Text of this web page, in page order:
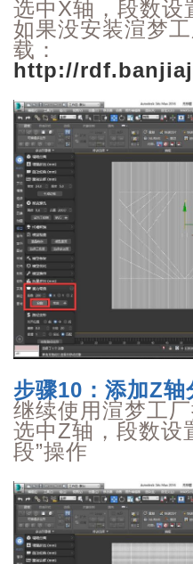
选中X轴，段数设
如果没安装渲梦
载：
http://
步骤10 ：添加Z轴
继续使用渲梦工
选中Z轴，段数设
段”操作